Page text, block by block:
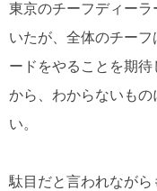
東京のチーフディー
いたが、全体のチー
ードをやることを期
から、わからないも
い。
駄目だと言われながら